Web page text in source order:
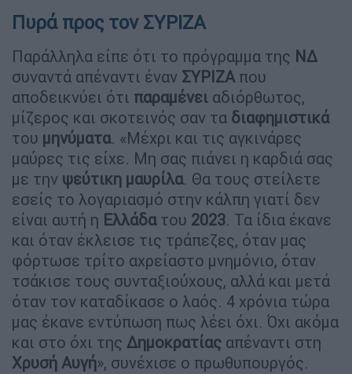
Πυρά προς τον ΣΥΡΙΖΑ
Παράλληλα είπε ότι το πρόγραμμα της ΝΔ
συναντά απέναντι έναν ΣΥΡΙΖΑπου
αποδεικνύει ότι παραμένει αδιόρθωτος,
μίζερος και σκοτεινός σαν τα διαφημιστικά
του μηνύματα. «Μέχρι και τις αγκινάρες
μαύρες τις είχε. Μη σας πιάνει η καρδιά σας
με την ψεύτικη μαυρίλα. Θα τους στείλετε
εσείς το λογαριασμό στην κάλπη γιατί δεν
είναι αυτή η Ελλάδατου 2023. Τα ίδια έκανε
και όταν έκλεισε τις τράπεζες, όταν μας
φόρτωσε τρίτο αχρείαστο μνημόνιο, όταν
τσάκισε τους συνταξιούχους, αλλά και μετά
όταν τον καταδίκασε ο λαός. 4 χρόνια τώρα
μας έκανε εντύπωση πως λέει όχι. Όχι ακόμα
και στο όχι της Δημοκρατίας απέναντι στη
Χρυσή Αυγή», συνέχισε ο πρωθυπουργός.